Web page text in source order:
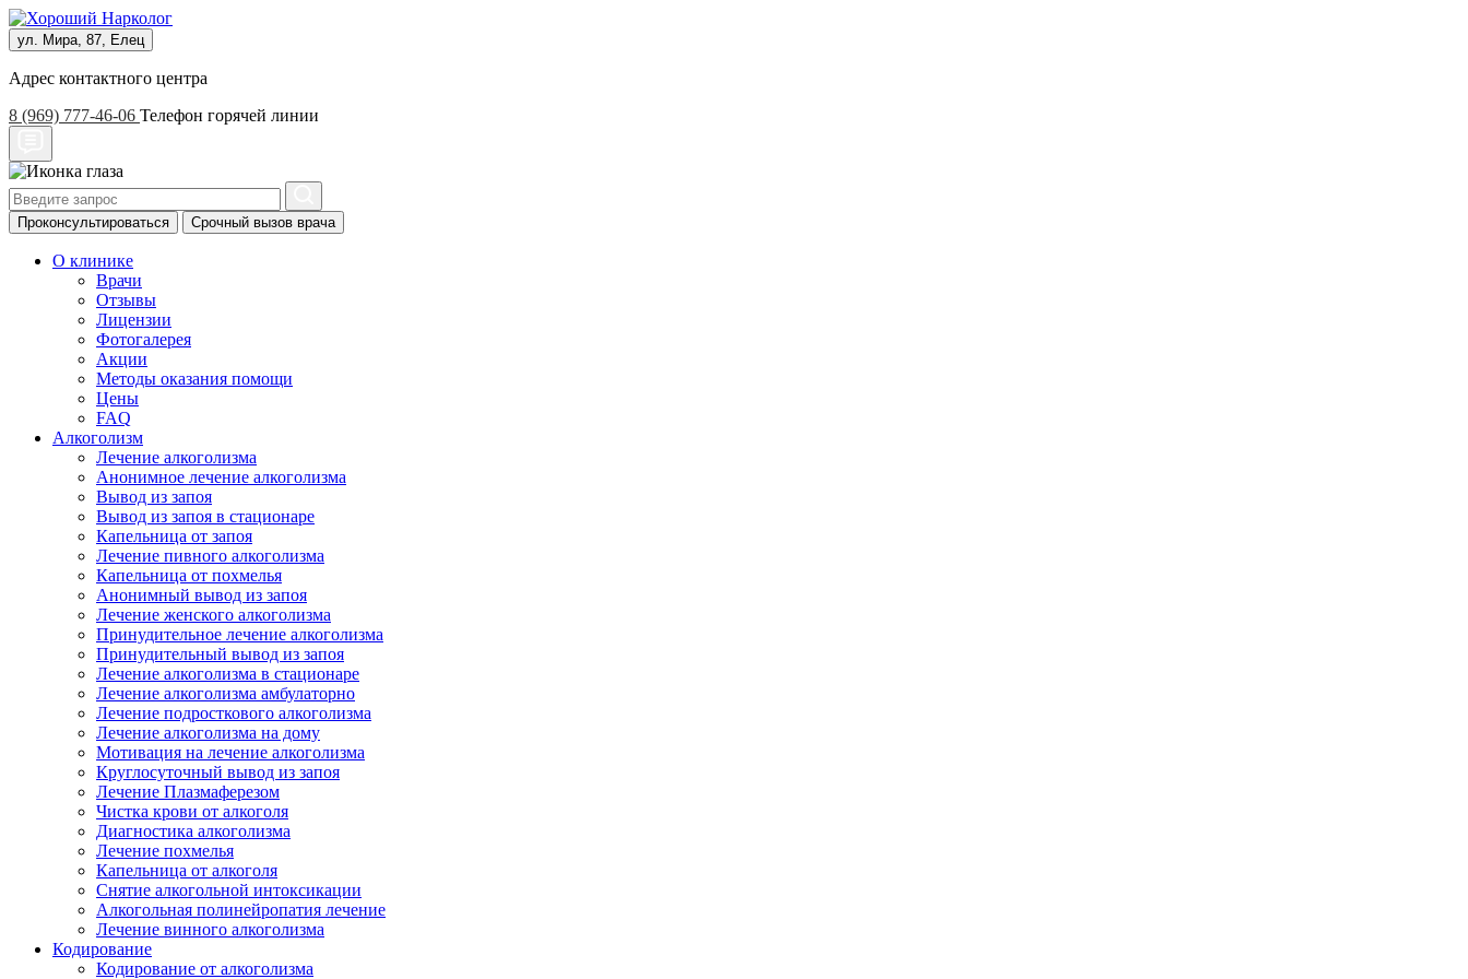
ул. Мира, 87, Елец
Адрес контактного центра
8 (969) 777-46-06 Телефон горячей линии
Проконсультироваться Срочный вызов врача
О клинике
Врачи
Отзывы
Лицензии
Фотогалерея
Акции
Методы оказания помощи
Цены
FAQ
Алкоголизм
Лечение алкоголизма
Анонимное лечение алкоголизма
Вывод из запоя
Вывод из запоя в стационаре
Капельница от запоя
Лечение пивного алкоголизма
Капельница от похмелья
Анонимный вывод из запоя
Лечение женского алкоголизма
Принудительное лечение алкоголизма
Принудительный вывод из запоя
Лечение алкоголизма в стационаре
Лечение алкоголизма амбулаторно
Лечение подросткового алкоголизма
Лечение алкоголизма на дому
Мотивация на лечение алкоголизма
Круглосуточный вывод из запоя
Лечение Плазмаферезом
Чистка крови от алкоголя
Диагностика алкоголизма
Лечение похмелья
Капельница от алкоголя
Снятие алкогольной интоксикации
Алкогольная полинейропатия лечение
Лечение винного алкоголизма
Кодирование
Кодирование от алкоголизма